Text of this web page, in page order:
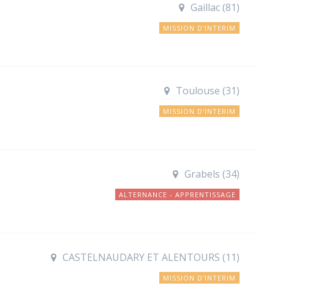
Gaillac (81)
MISSION D'INTERIM
Toulouse (31)
MISSION D'INTERIM
Grabels (34)
ALTERNANCE - APPRENTISSAGE
CASTELNAUDARY ET ALENTOURS (11)
MISSION D'INTERIM